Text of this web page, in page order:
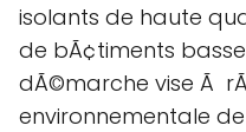
isolants de haute
de bÃ¢timents
dÃ©marche vise Ã
environnementale